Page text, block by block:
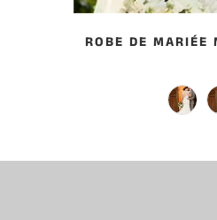
ROBE DE MARIÉE